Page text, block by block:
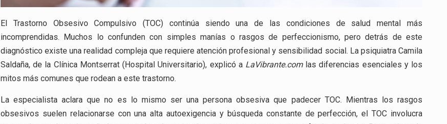
El Trastorno Obsesivo Compulsivo (TOC) continúa siendo una de las condiciones de salud mental más
incomprendidas. Muchos lo confunden con simples manías o rasgos de perfeccionismo, pero detrás de este
diagnóstico existe una realidad compleja que requiere atención profesional y sensibilidad social. La psiquiatra Camila
Saldaña, de la Clínica Montserrat (Hospital Universitario), explicó a LaVibrante.comlas diferencias esenciales y los
mitos más comunes que rodean a este trastorno.
La especialista aclara que no es lo mismo ser una persona obsesiva que padecer TOC. Mientras los rasgos
obsesivos suelen relacionarse con una alta autoexigencia y búsqueda constante de perfección, el TOC involucra